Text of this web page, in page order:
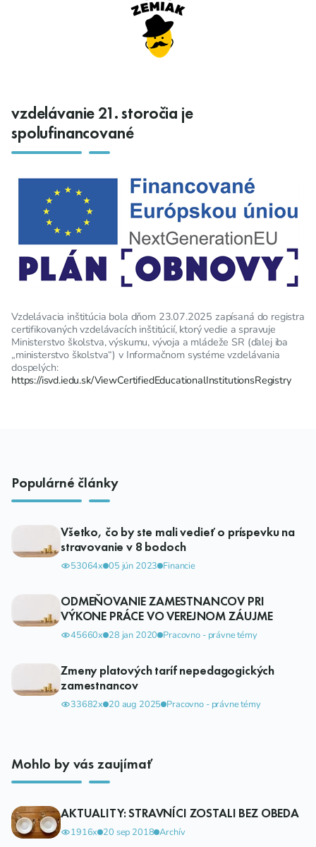
vzdelávanie 21. storočia je
spolufinancované
Vzdelávacia inštitúcia bola dňom 23.07.2025 zapísaná do registra
certifikovaných vzdelávacích inštitúcií, ktorý vedie a spravuje
Ministerstvo školstva, výskumu, vývoja a mládeže SR (ďalej iba
„ministerstvo školstva“) v Informačnom systéme vzdelávania
dospelých:
https://isvd.iedu.sk/ViewCertifiedEducationalInstitutionsRegistry
Populárné články
Všetko, čo by ste mali vedieť o príspevku na
stravovanie v 8 bodoch
53064x 05 jún 2023 Financie
ODMEŇOVANIE ZAMESTNANCOV PRI
VÝKONE PRÁCE VO VEREJNOM ZÁUJME
45660x 28 jan 2020 Pracovno - právne témy
Zmeny platových taríf nepedagogických
zamestnancov
33682x 20 aug 2025 Pracovno - právne témy
Mohlo by vás zaujímať
AKTUALITY: STRAVNÍCI ZOSTALI BEZ OBEDA
1916x 20 sep 2018 Archív